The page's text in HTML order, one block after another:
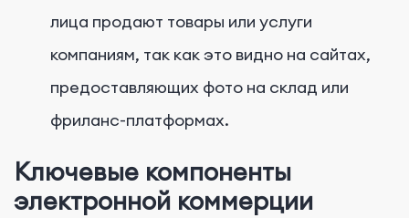
лица продают товары или услуги
компаниям, так как это видно на сайтах,
предоставляющих фото на склад или
фриланс-платформах.
Ключевые компоненты
электронной коммерции